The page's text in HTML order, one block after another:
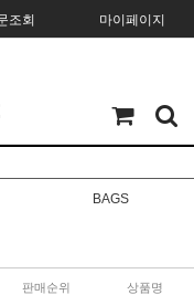
조회 마이페이지
BAGS
판매순위 상품명